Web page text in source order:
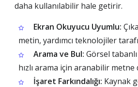
daha kullanılabilir hale getirir.
Ekran Okuyucu Uyumlu:
metin, yardımcı teknolojiler
Arama ve Bul: Görsel
hızlı arama için aranabilir
İşaret Farkındalığı: Kaynak